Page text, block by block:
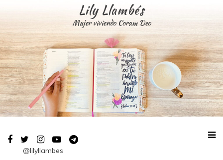
Lily Llambés
Mujer viviendo Coram Deo
@lilyllambes